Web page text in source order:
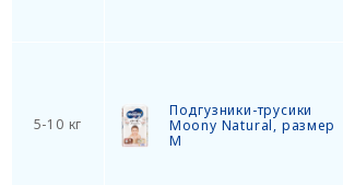
5-10 кг
Подгузники-трусики
Moony Natural, размер
M